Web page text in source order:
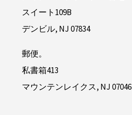
スイート109B
デンビル, NJ 07834
郵便。
私書箱413
マウンテンレイクス, NJ 07046